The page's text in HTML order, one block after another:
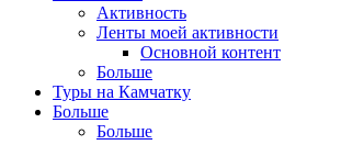
Активность
Ленты моей активности
Основной контент
Больше
Туры на Камчатку
Больше
Больше